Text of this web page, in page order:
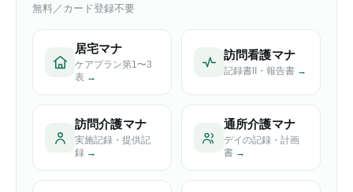
無料／カード登録不要
居宅マナ
ケアプラン第1〜3
表 →
訪問看護マナ
記録書II・報告書 →
訪問介護マナ
実施記録・提供記
録 →
通所介護マナ
デイの記録・計画
書 →